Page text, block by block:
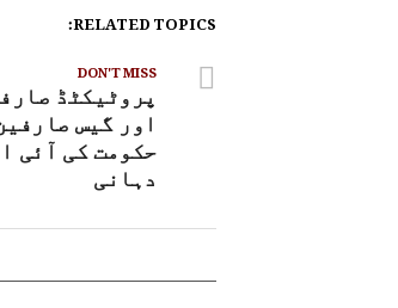
RELATED TOPICS:
DON'T MISS
پروٹیکٹڈ
اور گیس
حکومت کی آئی
دہانی